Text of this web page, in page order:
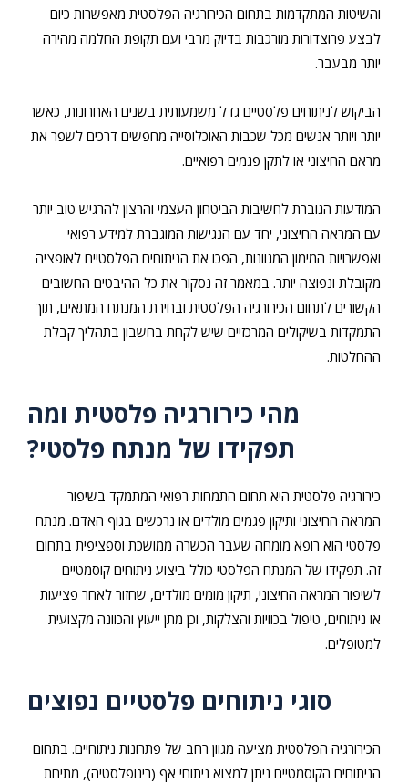
והשיטות המתקדמות בתחום הכירורגיה הפלסטית מאפשרות כיום
לבצע פרוצדורות מורכבות בדיוק מרבי ועם תקופת החלמה מהירה
יותר מבעבר.
הביקוש לניתוחים פלסטיים גדל משמעותית בשנים האחרונות, כאשר
יותר ויותר אנשים מכל שכבות האוכלוסייה מחפשים דרכים לשפר את
מראם החיצוני או לתקן פגמים רפואיים.
המודעות הגוברת לחשיבות הביטחון העצמי והרצון להרגיש טוב יותר
עם המראה החיצוני, יחד עם הנגישות המוגברת למידע רפואי
ואפשרויות המימון המגוונות, הפכו את הניתוחים הפלסטיים לאופציה
מקובלת ונפוצה יותר. במאמר זה נסקור את כל ההיבטים החשובים
הקשורים לתחום הכירורגיה הפלסטית ובחירת המנתח המתאים, תוך
התמקדות בשיקולים המרכזיים שיש לקחת בחשבון בתהליך קבלת
ההחלטות.
מהי כירורגיה פלסטית ומה
תפקידו של מנתח פלסטי?
כירורגיה פלסטית היא תחום התמחות רפואי המתמקד בשיפור
המראה החיצוני ותיקון פגמים מולדים או נרכשים בגוף האדם. מנתח
פלסטי הוא רופא מומחה שעבר הכשרה ממושכת וספציפית בתחום
זה. תפקידו של המנתח הפלסטי כולל ביצוע ניתוחים קוסמטיים
לשיפור המראה החיצוני, תיקון מומים מולדים, שחזור לאחר פציעות
או ניתוחים, טיפול בכוויות והצלקות, וכן מתן ייעוץ והכוונה מקצועית
למטופלים.
סוגי ניתוחים פלסטיים נפוצים
הכירורגיה הפלסטית מציעה מגוון רחב של פתרונות ניתוחיים. בתחום
הניתוחים הקוסמטיים ניתן למצוא ניתוחי אף (רינופלסטיה), מתיחת